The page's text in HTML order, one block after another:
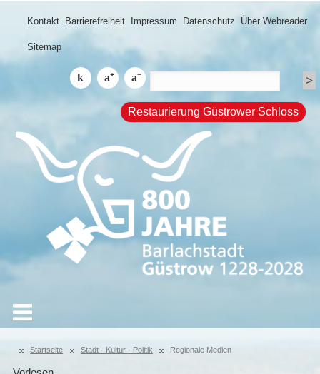
Kontakt Barrierefreiheit Impressum Datenschutz Über Webreader
Sitemap
Restaurierung Güstrower Schloss
Startseite Stadt · Kultur · Politik Regionale Medien